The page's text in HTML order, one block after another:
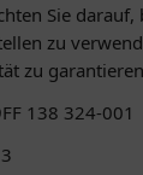
Sie darauf,
zu
zu
138 324-001